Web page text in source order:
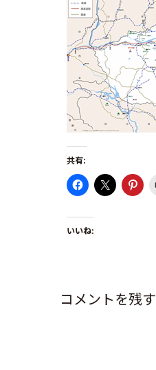
共有:
いいね:
コメントを残す